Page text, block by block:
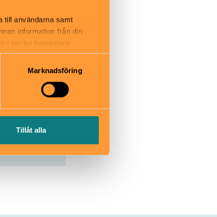
till användarna samt
information från din
i sin tur kombinera
har använt deras tjänster.
Marknadsföring
Tillåt alla